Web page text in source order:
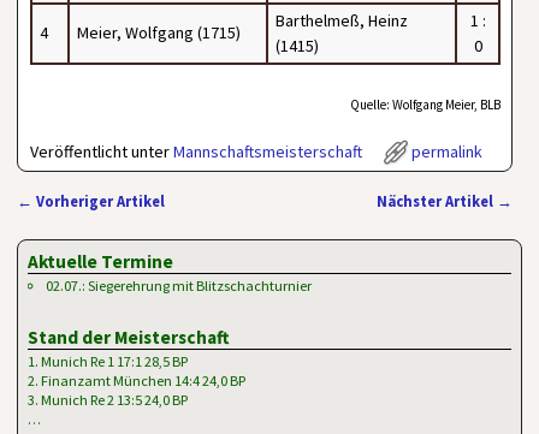
4 Meier, Wolfgang (1715)
Barthelmeß, Heinz
(1415)
1 :
0
Quelle: Wolfgang Meier, BLB
Veröffentlicht unterMannschaftsmeisterschaft permalink
← Vorheriger Artikel Nächster Artikel →
Aktuelle Termine
02.07.: Siegerehrung mit Blitzschachturnier
Stand der Meisterschaft
1. Munich Re 1 17:1 28,5 BP
2. Finanzamt München 14:4 24,0 BP
3. Munich Re 2 13:5 24,0 BP
…